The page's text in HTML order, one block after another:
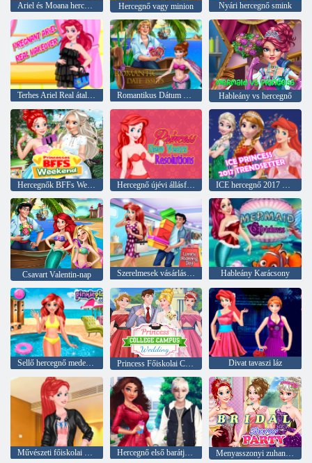
Ariel és Moana hercegnő a szabadságon Hercegnő vagy minion Nyári hercegnő smink
Terhes Ariel Real átalakítása Romantikus Dátum Kérdések Hableány vs hercegnő
Hercegnő újévi állásfoglalások
Csavart Valentin-nap Szerelmesek vásárlási napja Hableány Karácsony
Sellő hercegnő medence ideje Princess Főiskolai Campus Esküvő Divat tavaszi láz
Hercegnő első barátja tippjei Menyasszonyi zuhanyparti